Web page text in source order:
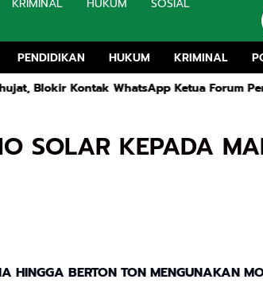
PENDIDIKAN HUKUM KRIMINAL
WhatsApp Ketua Forum Pemuda
SOLAR KEPADA
BERTON TON MENGUNAKAN